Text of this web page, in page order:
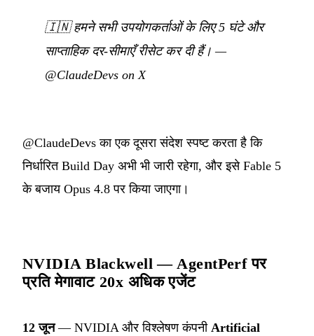
🇮🇳हमने सभी उपयोगकर्ताओं के लिए 5 घंटे और
साप्ताहिक दर-सीमाएँ रीसेट कर दी हैं। —
@ClaudeDevs on X
@ClaudeDevs का एक दूसरा संदेश स्पष्ट करता है कि
निर्धारित Build Day अभी भी जारी रहेगा, और इसे Fable 5
के बजाय Opus 4.8 पर किया जाएगा।
NVIDIA Blackwell — AgentPerf पर
प्रति मेगावाट 20x अधिक एजेंट
12 जून— NVIDIA और विश्लेषण कंपनी Artificial